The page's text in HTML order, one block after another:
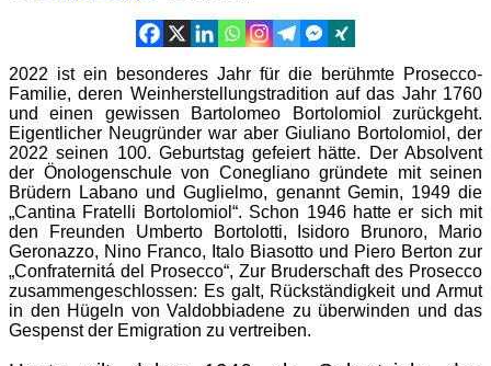
2022 ist ein besonderes Jahr für die berühmte Prosecco-
Familie, deren Weinherstellungstradition auf das Jahr 1760
und einen gewissen Bartolomeo Bortolomiol zurückgeht.
Eigentlicher Neugründer war aber Giuliano Bortolomiol, der
2022 seinen 100. Geburtstag gefeiert hätte. Der Absolvent
der Önologenschule von Conegliano gründete mit seinen
Brüdern Labano und Guglielmo, genannt Gemin, 1949 die
„Cantina Fratelli Bortolomiol“. Schon 1946 hatte er sich mit
den Freunden Umberto Bortolotti, Isidoro Brunoro, Mario
Geronazzo, Nino Franco, Italo Biasotto und Piero Berton zur
„Confraternitá del Prosecco“, Zur Bruderschaft des Prosecco
zusammengeschlossen: Es galt, Rückständigkeit und Armut
in den Hügeln von Valdobbiadene zu überwinden und das
Gespenst der Emigration zu vertreiben.